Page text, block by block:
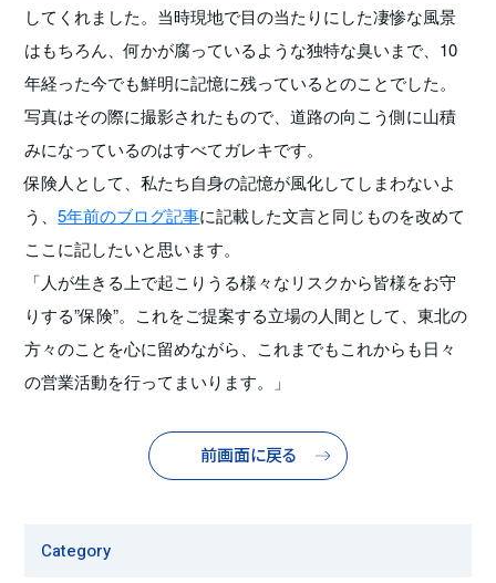
してくれました。当時現地で目の当たりにした凄惨な風景
はもちろん、何かが腐っているような独特な臭いまで、10
年経った今でも鮮明に記憶に残っているとのことでした。
写真はその際に撮影されたもので、道路の向こう側に山積
みになっているのはすべてガレキです。
保険人として、私たち自身の記憶が風化してしまわないよ
う、5年前のブログ記事に記載した文言と同じものを改めて
ここに記したいと思います。
「人が生きる上で起こりうる様々なリスクから皆様をお守
りする”保険”。これをご提案する立場の人間として、東北の
方々のことを心に留めながら、これまでもこれからも日々
の営業活動を行ってまいります。」
前画面に戻る
Category